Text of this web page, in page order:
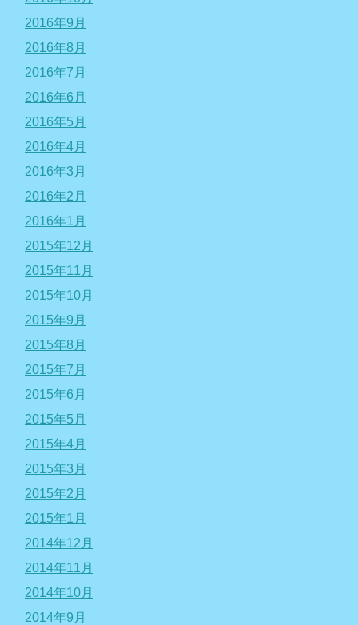
2016年9月
2016年8月
2016年7月
2016年6月
2016年5月
2016年4月
2016年3月
2016年2月
2016年1月
2015年12月
2015年11月
2015年10月
2015年9月
2015年8月
2015年7月
2015年6月
2015年5月
2015年4月
2015年3月
2015年2月
2015年1月
2014年12月
2014年11月
2014年10月
2014年9月